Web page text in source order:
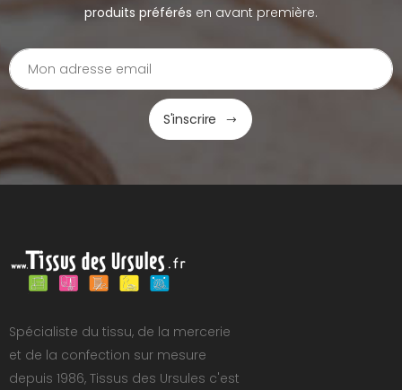
produits préférés en avant première.
S'inscrire
Spécialiste du tissu, de la mercerie
et de la confection sur mesure
depuis 1986, Tissus des Ursules c'est